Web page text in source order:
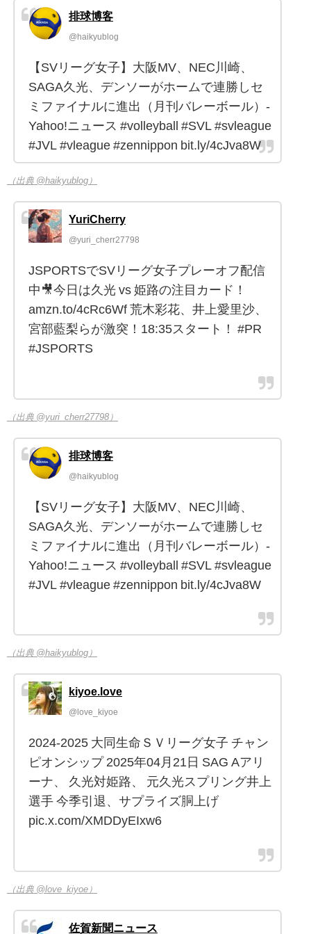
排球博客
@haikyublog
【SVリーグ女子】大阪MV、NEC川崎、
SAGA久光、デンソーがホームで連勝しセ
ミファイナルに進出（月刊バレーボール）-
Yahoo!ニュース #volleyball #SVL #svleague
#JVL #vleague #zennippon bit.ly/4cJva8W
（出典 @haikyublog）
YuriCherry
@yuri_cherr27798
JSPORTSでSVリーグ女子プレーオフ配信
中🎥今日は久光 vs 姫路の注目カード！
amzn.to/4cRc6Wf 荒木彩花、井上愛里沙、
宮部藍梨らが激突！18:35スタート！ #PR
#JSPORTS
（出典 @yuri_cherr27798）
排球博客
@haikyublog
【SVリーグ女子】大阪MV、NEC川崎、
SAGA久光、デンソーがホームで連勝しセ
ミファイナルに進出（月刊バレーボール）-
Yahoo!ニュース #volleyball #SVL #svleague
#JVL #vleague #zennippon bit.ly/4cJva8W
（出典 @haikyublog）
kiyoe.love
@love_kiyoe
2024-2025 大同生命ＳＶリーグ女子 チャン
ピオンシップ 2025年04月21日 SAG Aアリ
ーナ、 久光対姫路、 元久光スプリング井上
選手 今季引退、サプライズ胴上げ
pic.x.com/XMDDyEIxw6
（出典 @love_kiyoe）
佐賀新聞ニュース